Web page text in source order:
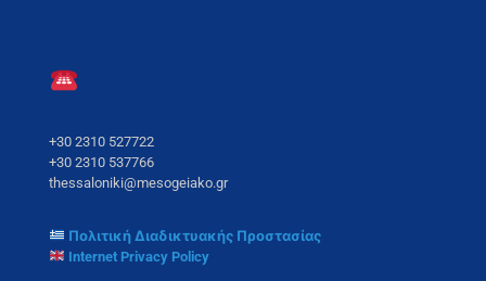
+30 2310 527722
+30 2310 537766
thessaloniki@mesogeiako.gr
Πολιτική Διαδικτυακής Προστασίας
Internet Privacy Policy